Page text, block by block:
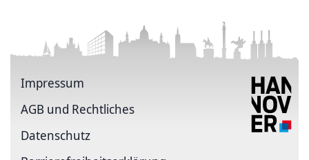
Impressum
AGB und Rechtliches
Datenschutz